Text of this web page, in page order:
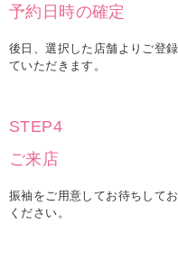
予約日時の確定
後日、選択した店舗よりご登
ていただきます。
STEP4
ご来店
振袖をご用意してお待ちして
ください。